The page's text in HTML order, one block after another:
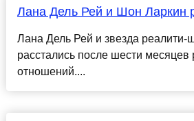
Лана Дель Рей и Шон Ларкин
Лана Дель Рей и звезда
расстались после шести месяцев
отношений....